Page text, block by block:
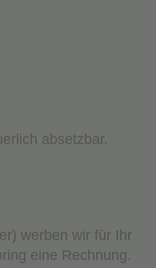
absetzbar.
werben wir für Ihr
eine Rechnung.